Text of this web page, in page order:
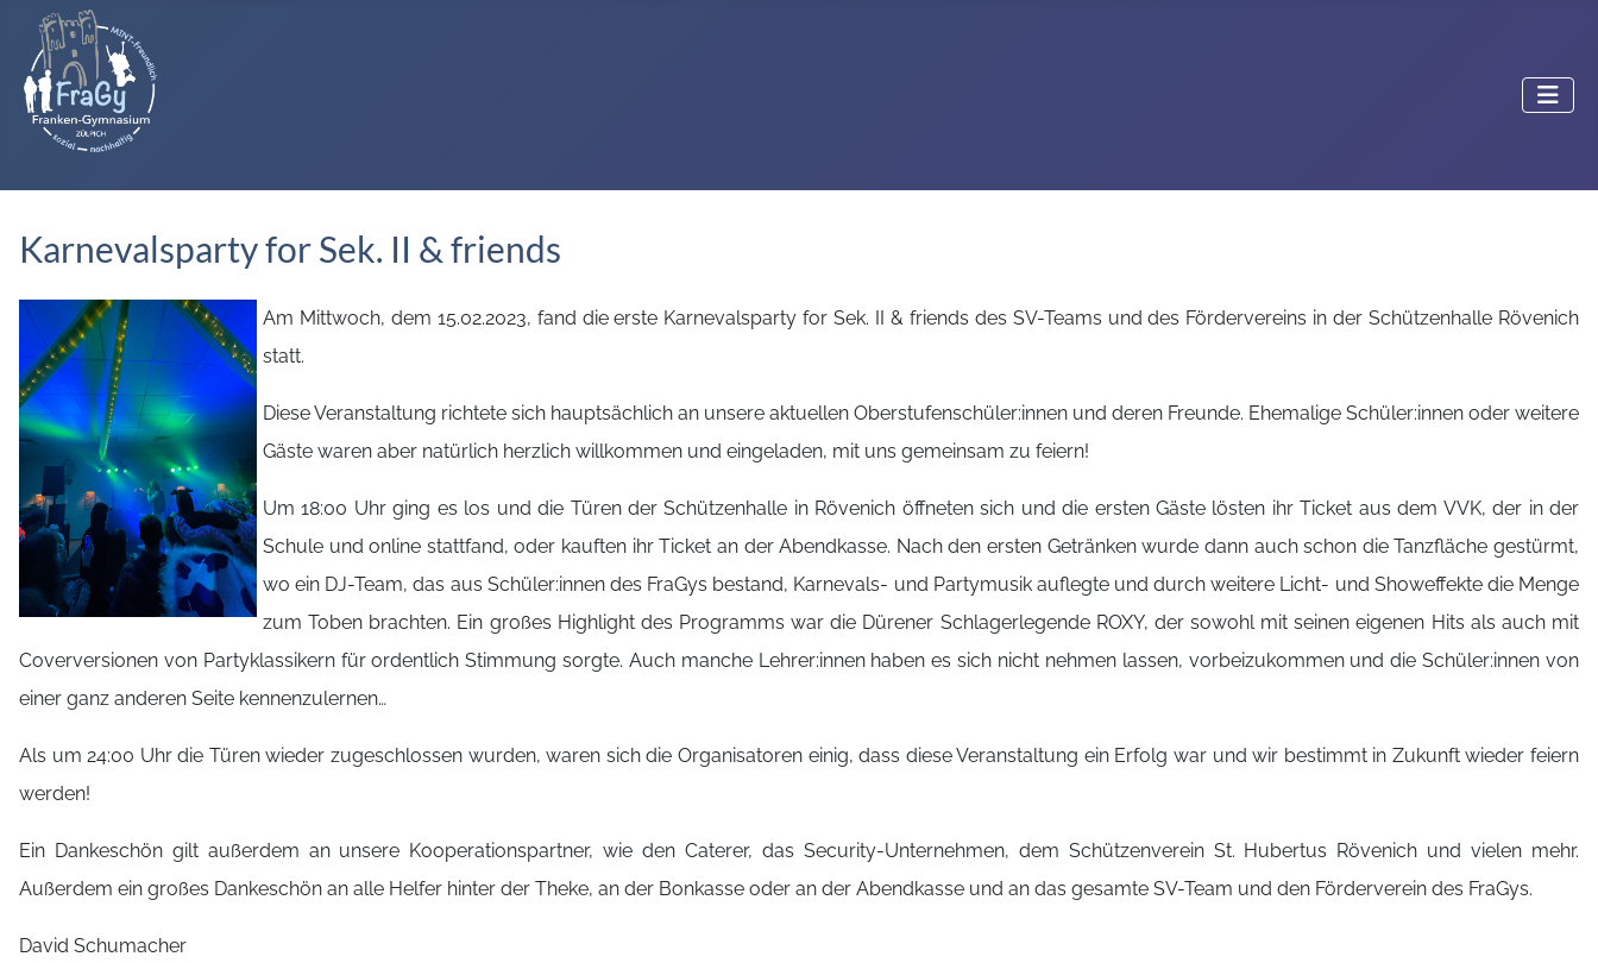
Karnevalsparty for Sek. II & friends
Am Mittwoch, dem 15.02.2023, fand die erste Karnevalsparty for Sek. II & friends des SV-Teams und des Fördervereins in der Schützenhalle Rövenich
statt.
Diese Veranstaltung richtete sich hauptsächlich an unsere aktuellen Oberstufenschüler:innen und deren Freunde. Ehemalige Schüler:innen oder weitere
Gäste waren aber natürlich herzlich willkommen und eingeladen, mit uns gemeinsam zu feiern!
Um 18:00 Uhr ging es los und die Türen der Schützenhalle in Rövenich öffneten sich und die ersten Gäste lösten ihr Ticket aus dem VVK, der in der
Schule und online stattfand, oder kauften ihr Ticket an der Abendkasse. Nach den ersten Getränken wurde dann auch schon die Tanzfläche gestürmt,
wo ein DJ-Team, das aus Schüler:innen des FraGys bestand, Karnevals- und Partymusik auflegte und durch weitere Licht- und Showeffekte die Menge
zum Toben brachten. Ein großes Highlight des Programms war die Dürener Schlagerlegende ROXY, der sowohl mit seinen eigenen Hits als auch mit
Coverversionen von Partyklassikern für ordentlich Stimmung sorgte. Auch manche Lehrer:innen haben es sich nicht nehmen lassen, vorbeizukommen und die Schüler:innen von
einer ganz anderen Seite kennenzulernen…
Als um 24:00 Uhr die Türen wieder zugeschlossen wurden, waren sich die Organisatoren einig, dass diese Veranstaltung ein Erfolg war und wir bestimmt in Zukunft wieder feiern
werden!
Ein Dankeschön gilt außerdem an unsere Kooperationspartner, wie den Caterer, das Security-Unternehmen, dem Schützenverein St. Hubertus Rövenich und vielen mehr.
Außerdem ein großes Dankeschön an alle Helfer hinter der Theke, an der Bonkasse oder an der Abendkasse und an das gesamte SV-Team und den Förderverein des FraGys.
David Schumacher